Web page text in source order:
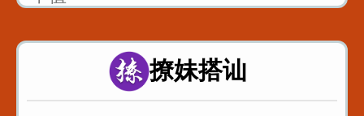
销售的时候懂得尊重客户_一句话就可
以留人留心
7句黄金口诀教你抓住客户的心
撩妹搭讪